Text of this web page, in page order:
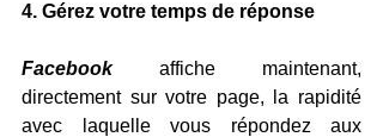
4. Gérez votre temps de réponse
Facebook affiche maintenant,
directement sur votre page, la rapidité
avec laquelle vous répondez aux